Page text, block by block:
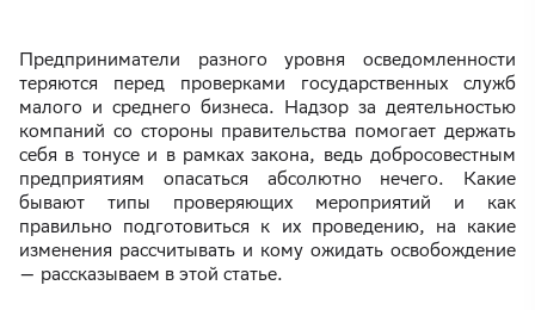
Предприниматели разного уровня осведомленности
теряются перед проверками государственных служб
малого и среднего бизнеса. Надзор за деятельностью
компаний со стороны правительства помогает держать
себя в тонусе и в рамках закона, ведь добросовестным
предприятиям опасаться абсолютно нечего. Какие
бывают типы проверяющих мероприятий и как
правильно подготовиться к их проведению, на какие
изменения рассчитывать и кому ожидать освобождение
— рассказываем в этой статье.